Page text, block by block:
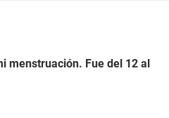
menstruación. Fue del 12 al